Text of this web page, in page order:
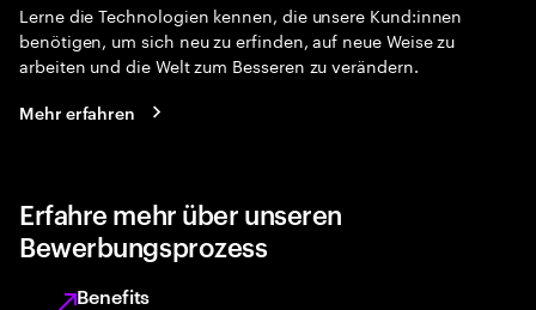
Lerne die Technologien kennen, die unsere Kund:innen
benötigen, um sich neu zu erfinden, auf neue Weise zu
arbeiten und die Welt zum Besseren zu verändern.
Mehr erfahren
Erfahre mehr über unseren
Bewerbungsprozess
Benefits